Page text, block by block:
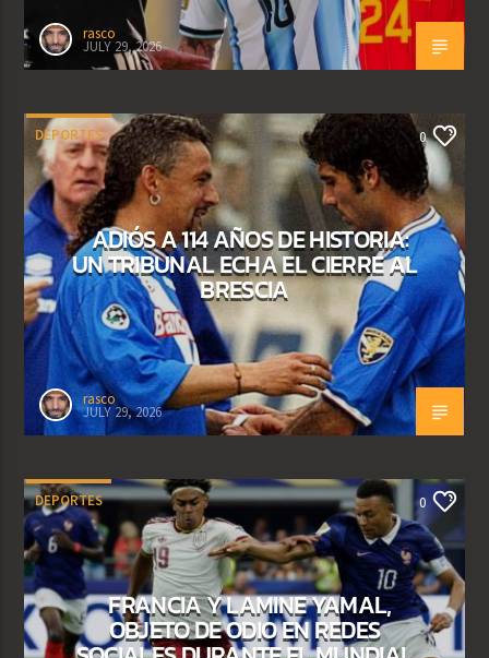
rasco
JULY 29, 2026
DEPORTES 0
ADIÓS A 114 AÑOS DE HISTORIA:
UN TRIBUNAL ECHA EL CIERRE AL
BRESCIA
rasco
JULY 29, 2026
DEPORTES 0
FRANCIA Y LAMINE YAMAL,
OBJETO DE ODIO EN REDES